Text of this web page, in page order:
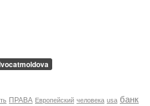
ПРАВА Европейский человека usa банк